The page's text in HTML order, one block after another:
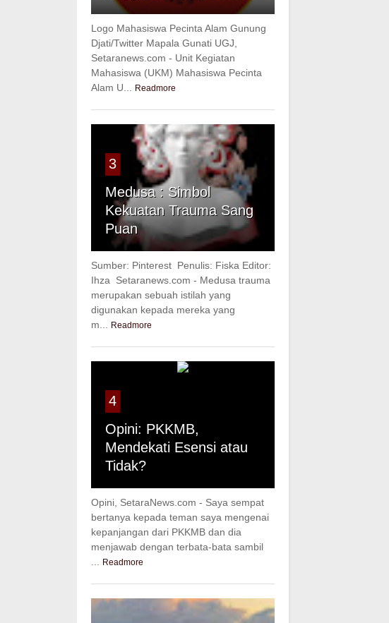
Logo Mahasiswa Pecinta Alam Gunung
Djati/Twitter Mapala Gunati UGJ,
Setaranews.com - Unit Kegiatan
Mahasiswa (UKM) Mahasiswa Pecinta
Alam U...
Readmore
3
Medusa : Simbol
Kekuatan Trauma Sang
Puan
Sumber: Pinterest Penulis: Fiska Editor:
Ihza Setaranews.com - Medusa trauma
merupakan sebuah istilah yang
digunakan kepada mereka yang
m...
Readmore
4
Opini: PKKMB,
Mendekati Esensi atau
Tidak?
Opini, SetaraNews.com - Saya sempat
bertanya kepada teman saya mengenai
kepanjangan dari PKKMB dan dia
menjawab dengan terbata-bata sambil
Readmore